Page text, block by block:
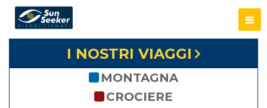
I NOSTRI VIAGGI
MONTAGNA
CROCIERE